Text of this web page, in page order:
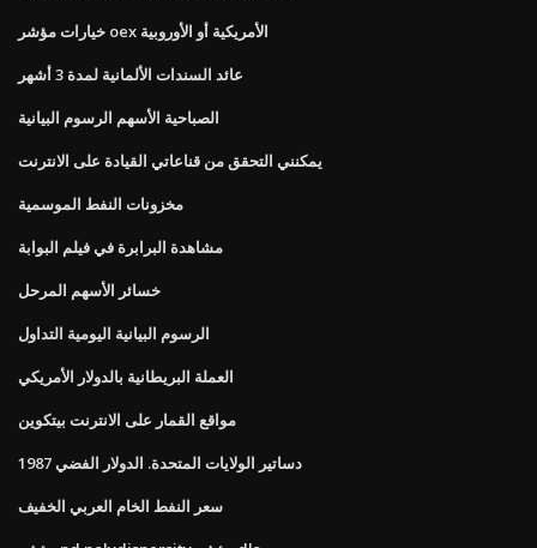
خيارات مؤشر oex الأمريكية أو الأوروبية
عائد السندات الألمانية لمدة 3 أشهر
الصباحية الأسهم الرسوم البيانية
يمكنني التحقق من قناعاتي القيادة على الانترنت
مخزونات النفط الموسمية
مشاهدة البرابرة في فيلم البوابة
خسائر الأسهم المرحل
الرسوم البيانية اليومية التداول
العملة البريطانية بالدولار الأمريكي
مواقع القمار على الانترنت بيتكوين
دساتير الولايات المتحدة. الدولار الفضي 1987
سعر النفط الخام العربي الخفيف